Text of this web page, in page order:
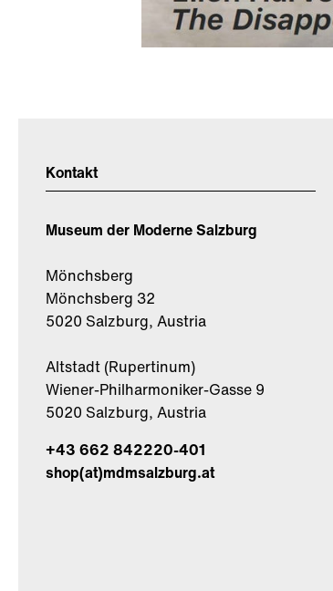
Kontakt
Museum der Moderne Salzburg
Mönchsberg
Mönchsberg 32
5020 Salzburg, Austria
Altstadt (Rupertinum)
Wiener-Philharmoniker-Gasse 9
5020 Salzburg, Austria
+43 662 842220-401
shop(at)mdmsalzburg.at